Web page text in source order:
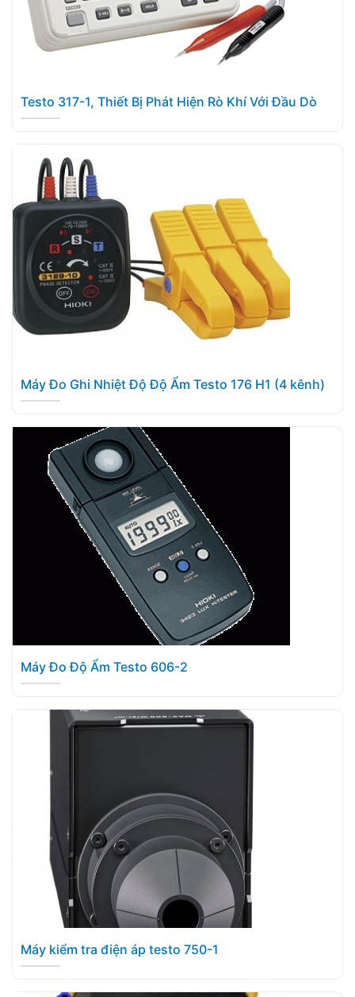
Testo 317-1, Thiết Bị Phát Hiện Rò Khí Với Đầu Dò
Máy Đo Ghi Nhiệt Độ Độ Ẩm Testo 176 H1 (4 kênh)
Máy Đo Độ Ẩm Testo 606-2
Máy kiểm tra điện áp testo 750-1